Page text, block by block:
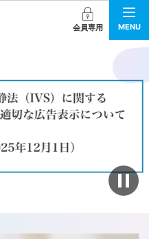
会員専用 MENU
ス
ラ